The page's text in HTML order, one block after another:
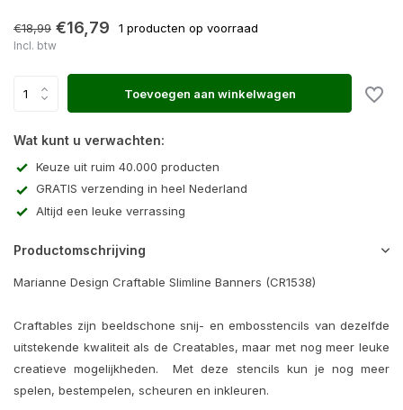
€18,99 €16,79 1 producten op voorraad
Incl. btw
Toevoegen aan winkelwagen
Wat kunt u verwachten:
Keuze uit ruim 40.000 producten
GRATIS verzending in heel Nederland
Altijd een leuke verrassing
Productomschrijving
Marianne Design Craftable Slimline Banners (CR1538)
Craftables zijn beeldschone snij- en embosstencils van dezelfde
uitstekende kwaliteit als de Creatables, maar met nog meer leuke
creatieve mogelijkheden. Met deze stencils kun je nog meer
spelen, bestempelen, scheuren en inkleuren.